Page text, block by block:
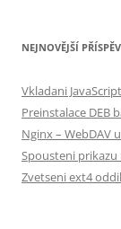
NEJNOVĚJŠÍ
Vkladani
Preinstalace DEB
Nginx – WebDAV
Spousteni
Zvetseni ext4